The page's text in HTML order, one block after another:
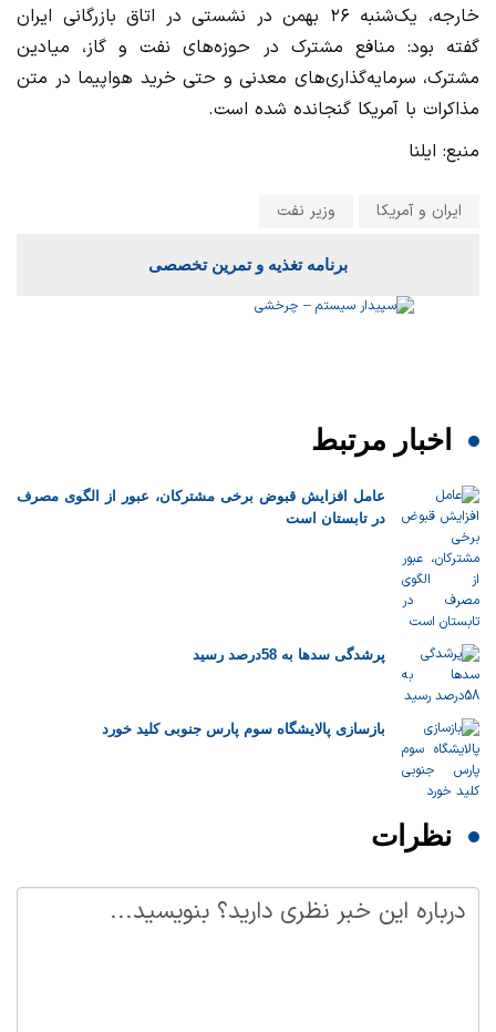
خارجه، یک‌شنبه ۲۶ بهمن در نشستی در اتاق بازرگانی ایران
گفته بود: منافع مشترک در حوزه‌های نفت و گاز، میادین
مشترک، سرمایه‌گذاری‌های معدنی و حتی خرید هواپیما در متن
مذاکرات با آمریکا گنجانده شده است.
منبع: ایلنا
ایران و آمریکا وزیر نفت
برنامه تغذیه و تمرین تخصصی
اخبار مرتبط
عامل افزایش قبوض برخی مشترکان، عبور از الگوی مصرف
در تابستان است
پرشدگی سدها به 58درصد رسید
بازسازی پالایشگاه سوم پارس جنوبی کلید خورد
نظرات